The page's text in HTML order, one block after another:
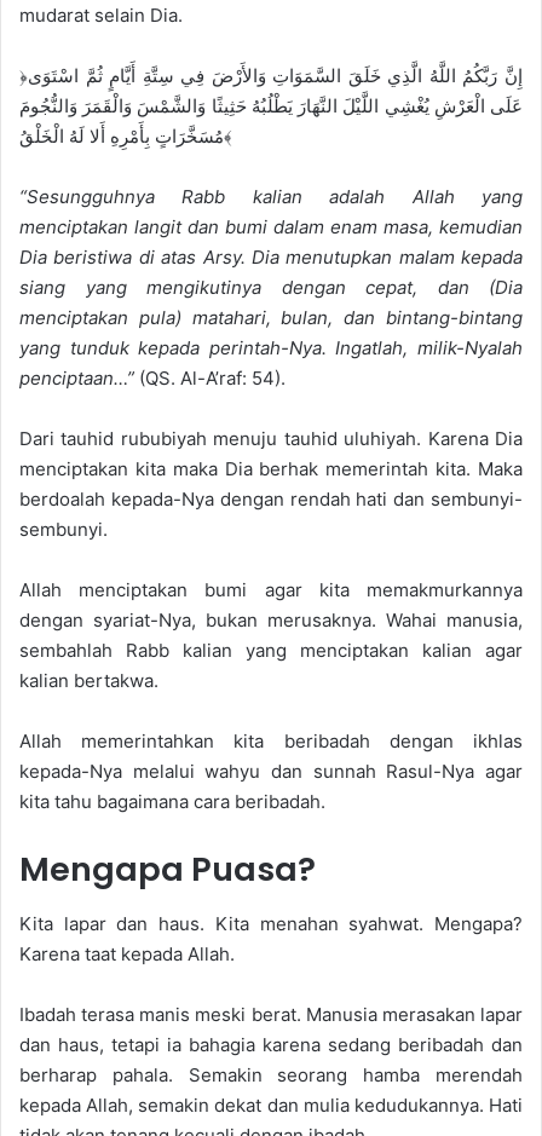
mudarat selain Dia.
﴿إِنَّ رَبَّكُمُ اللَّهُ الَّذِي خَلَقَ السَّمَوَاتِ وَالأَرْضَ فِي سِتَّةِ أَيَّامٍ ثُمَّ اسْتَوَى
عَلَى الْعَرْشِ يُغْشِي اللَّيْلَ النَّهَارَ يَطْلُبُهُ حَثِيثًا وَالشَّمْسَ وَالْقَمَرَ وَالنُّجُومَ
مُسَخَّرَاتٍ بِأَمْرِهِ أَلا لَهُ الْخَلْقُ﴾
“Sesungguhnya Rabb kalian adalah Allah yang
menciptakan langit dan bumi dalam enam masa, kemudian
Dia beristiwa di atas Arsy. Dia menutupkan malam kepada
siang yang mengikutinya dengan cepat, dan (Dia
menciptakan pula) matahari, bulan, dan bintang-bintang
yang tunduk kepada perintah-Nya. Ingatlah, milik-Nyalah
penciptaan…” (QS. Al-A’raf: 54).
Dari tauhid rububiyah menuju tauhid uluhiyah. Karena Dia
menciptakan kita maka Dia berhak memerintah kita. Maka
berdoalah kepada-Nya dengan rendah hati dan sembunyi-
sembunyi.
Allah menciptakan bumi agar kita memakmurkannya
dengan syariat-Nya, bukan merusaknya. Wahai manusia,
sembahlah Rabb kalian yang menciptakan kalian agar
kalian bertakwa.
Allah memerintahkan kita beribadah dengan ikhlas
kepada-Nya melalui wahyu dan sunnah Rasul-Nya agar
kita tahu bagaimana cara beribadah.
Mengapa Puasa?
Kita lapar dan haus. Kita menahan syahwat. Mengapa?
Karena taat kepada Allah.
Ibadah terasa manis meski berat. Manusia merasakan lapar
dan haus, tetapi ia bahagia karena sedang beribadah dan
berharap pahala. Semakin seorang hamba merendah
kepada Allah, semakin dekat dan mulia kedudukannya. Hati